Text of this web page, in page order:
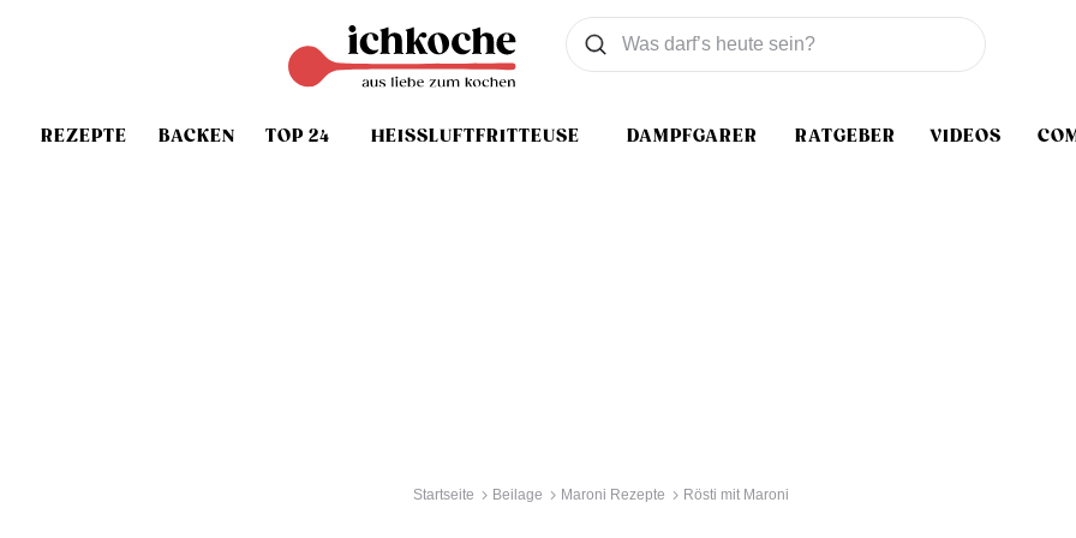
REZEPTE BACKEN TOP 24 HEISSLUFTFRITTEUSE DAMPFGARER RATGEBER VIDEOS
Was wollen Sie suchen
Suchen
Startseite Beilage Maroni Rezepte Rösti mit Maroni